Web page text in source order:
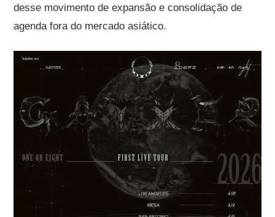
desse movimento de expansão e consolidação de
agenda fora do mercado asiático.